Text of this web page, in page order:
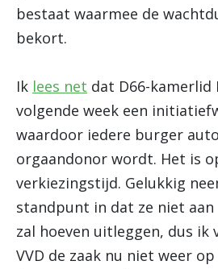
bestaat waarmee de
bekort.
Ik lees net dat D66-kamerlid
volgende week een
waardoor iedere burger
orgaandonor wordt. Het is
verkiezingstijd. Gelukkig
standpunt in dat ze niet
zal hoeven uitleggen, dus ik
VVD de zaak nu niet weer